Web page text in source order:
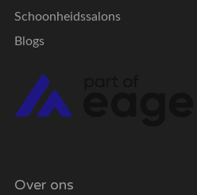
Schoonheidssalons
Blogs
Over ons